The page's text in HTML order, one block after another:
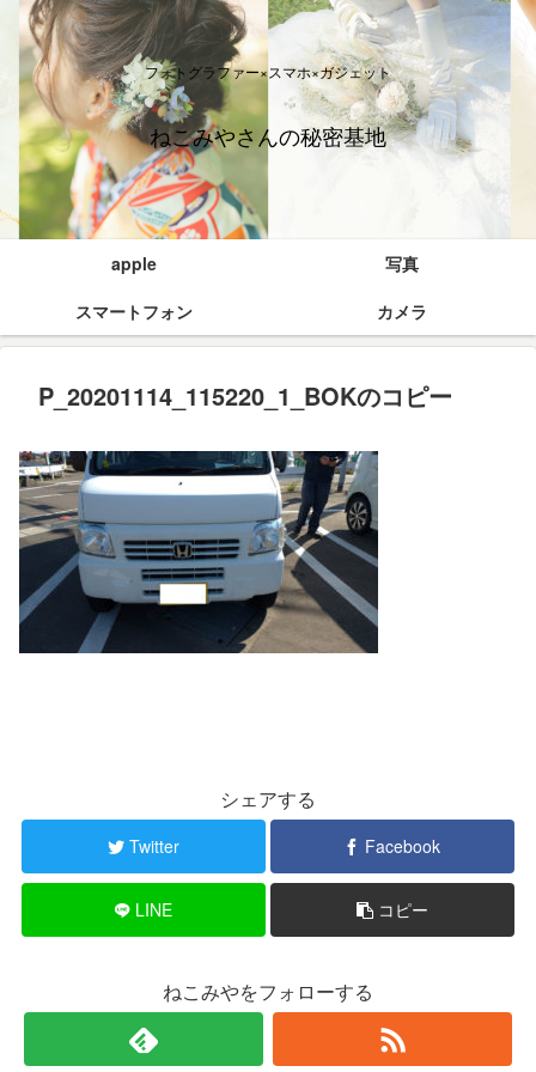
フォトグラファー×スマホ×ガジェット
ねこみやさんの秘密基地
apple
写真
スマートフォン
カメラ
P_20201114_115220_1_BOKのコピー
シェアする
Twitter Facebook
LINE コピー
ねこみやをフォローする